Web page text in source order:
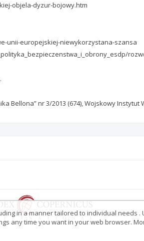
objela-dyzur-bojowy.htm
unii-europejskiej-niewykorzystana-szansa
Bellona” nr 3/2013 (674), Wojskowy Instytut
in a manner tailored to individual needs .
any time you want in your web browser.